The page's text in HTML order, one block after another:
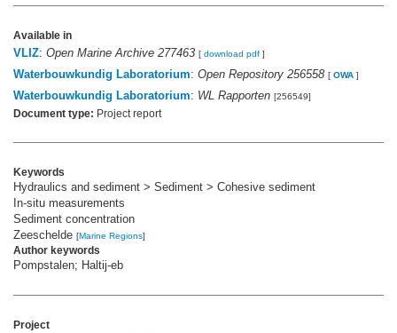
Available in
VLIZ: Open Marine Archive 277463 [ download pdf ]
Waterbouwkundig Laboratorium: Open Repository 256558 [ OWA ]
Waterbouwkundig Laboratorium: WL Rapporten [256549]
Document type: Project report
Keywords
Hydraulics and sediment > Sediment > Cohesive sediment
In-situ measurements
Sediment concentration
Zeeschelde [Marine Regions]
Author keywords
Pompstalen; Haltij-eb
Project